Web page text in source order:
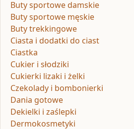
Buty sportowe damskie
Buty sportowe męskie
Buty trekkingowe
Ciasta i dodatki do ciast
Ciastka
Cukier i słodziki
Cukierki lizaki i żelki
Czekolady i bombonierki
Dania gotowe
Dekielki i zaślepki
Dermokosmetyki